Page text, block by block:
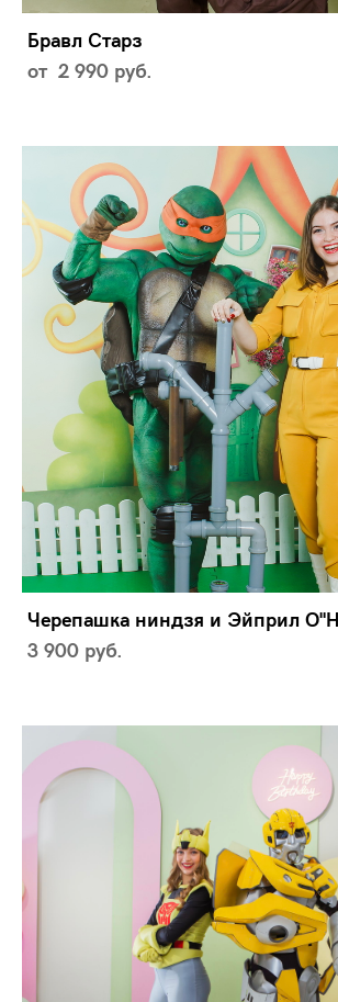
Бравл Старз
от 2 990 pуб.
Черепашка ниндзя и Эйприл
3 900 pуб.